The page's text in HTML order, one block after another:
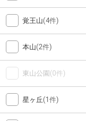
覚王山(4件)
本山(2件)
東山公園(0件)
星ヶ丘(1件)